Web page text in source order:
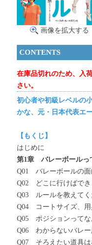
画像を拡大する
CONTENTS
在庫品切れのため、入
さい。
初心者や初級レベルの
かな、元・日本代表エ
【もくじ】
はじめに
第1章 バレーボールっ
Q01 バレーボールの面
Q02 どこに行けばでき
Q03 ルールを教えてく
Q04 コートサイズ、用
Q05 ポジションってな
Q06 わからないバレー
Q07 そろえたい道具は